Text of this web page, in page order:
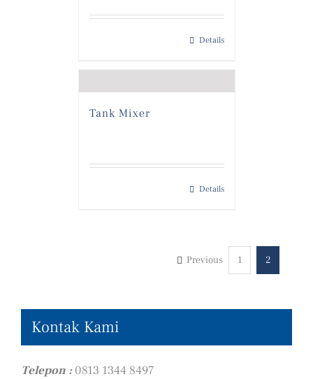
Details
Tank Mixer
Details
Previous 1 2
Kontak Kami
Telepon :0813 1344 8497